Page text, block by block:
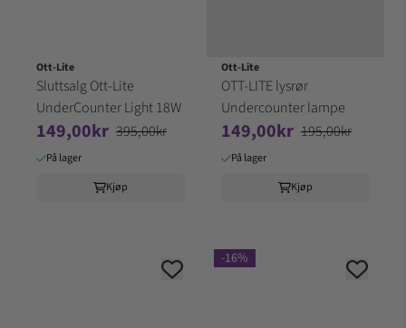
Ott-Lite
Sluttsalg Ott-Lite
UnderCounter Light 18W
149,00kr 395,00kr
På lager
Kjøp
Ott-Lite
OTT-LITE lysrør
Undercounter lampe
149,00kr 195,00kr
På lager
Kjøp
-16%